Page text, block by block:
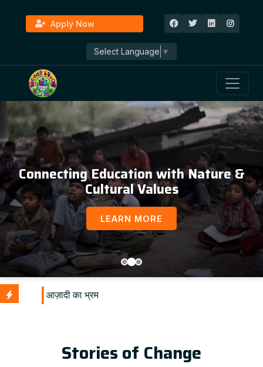
Apply Now
Select Language ▼
Connecting Education with Nature &
Cultural Values
LEARN MORE
Stories of Change